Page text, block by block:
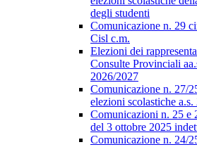
degli studenti
Comunicazione n. 29
Cisl c.m.
Elezioni dei
Consulte Provinciali
2026/2027
Comunicazione n. 27/
elezioni scolastiche
Comunicazioni n. 25 e
del 3 ottobre 2025
Comunicazione n. 24/